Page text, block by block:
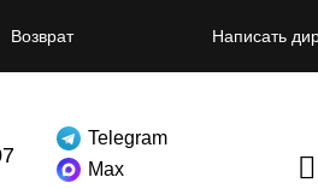
Возврат Написать
Telegram
Max